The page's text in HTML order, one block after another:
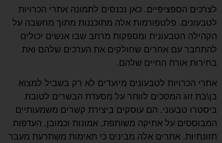
לצרכים הספציפיים. כאן נכנסים לתמונה אתרי הכרויות
לטבעונים. פלטפורמות אלה מתוכננות מתוך מחשבה על
הקהילה הטבעונית ומספקות מרחב שבו אנשים יכולים
להתחבר עם אחרים שחולקים את הערכים שלהם ואת
בחירות אורח החיים שלהם.
אתרי הכרויות לטבעונים מיועדים לא רק בשביל למצוא
בן\בת זוג המסכים לוותר על מסעדת הבשרים לטובת
ביסטרו טבעוני. הם עוסקים ביצירת קשרים משמעותיים
המבוססים על אתיקה משותפת, אמונות וכמובן, העדפות
תזונתיות. אתרים אלה מבינים כי תאימות משתרעת מעבר